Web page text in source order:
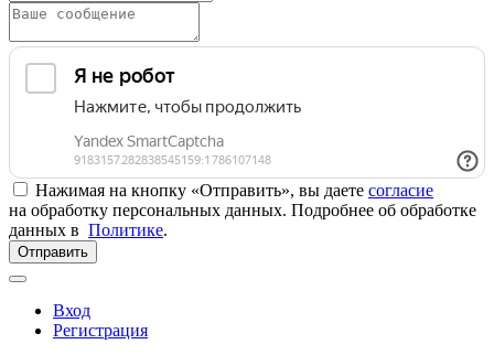
Нажимая на кнопку «Отправить», вы даете согласие
на обработку персональных данных. Подробнее об обработке
данных в Политике.
Отправить
Вход
Регистрация